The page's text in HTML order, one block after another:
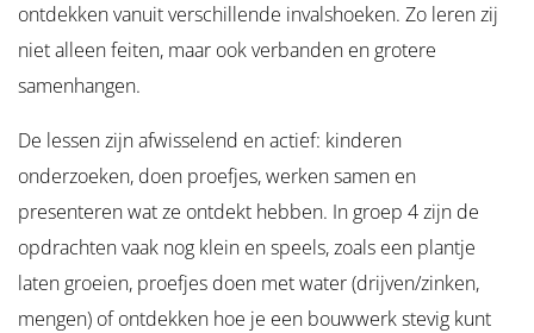
ontdekken vanuit verschillende invalshoeken. Zo leren zij
niet alleen feiten, maar ook verbanden en grotere
samenhangen.
De lessen zijn afwisselend en actief: kinderen
onderzoeken, doen proefjes, werken samen en
presenteren wat ze ontdekt hebben. In groep 4 zijn de
opdrachten vaak nog klein en speels, zoals een plantje
laten groeien, proefjes doen met water (drijven/zinken,
mengen) of ontdekken hoe je een bouwwerk stevig kunt